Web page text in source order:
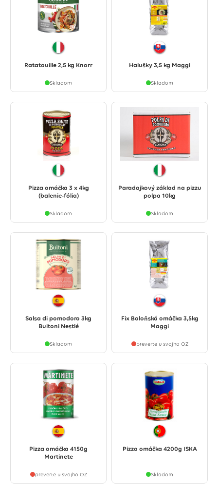
Ratatouille 2,5 kg Knorr
Skladom
Halušky 3,5 kg Maggi
Skladom
Pizza omáčka 3 x 4kg
(balenie-fólia)
Skladom
Paradajkový základ na pizzu
polpa 10kg
Skladom
Salsa di pomodoro 3kg
Buitoni Nestlé
Skladom
Fix Boloňská omáčka 3,5kg
Maggi
preverte u svojho OZ
Pizza omáčka 4150g
Martinete
preverte u svojho OZ
Pizza omáčka 4200g ISKA
Skladom